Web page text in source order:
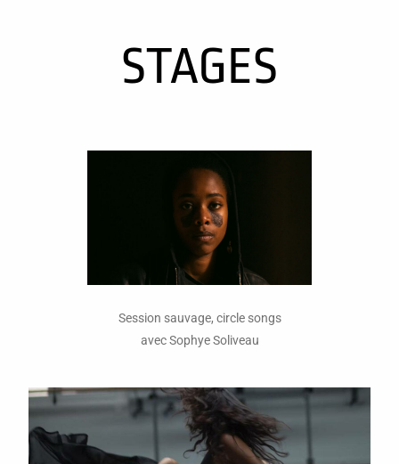
STAGES
Session sauvage, circle songs
avec Sophye Soliveau